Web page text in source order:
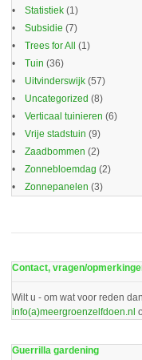
Statistiek (1)
Subsidie (7)
Trees for All
(1)
Tuin (36)
Uitvinderswijk (57)
Uncategorized (8)
Verticaal tuinieren (6)
Vrije stadstuin (9)
Zaadbommen (2)
Zonnebloemdag (2)
Zonnepanelen (3)
Contact, vragen/
Wilt u - om wat voor reden
info(a)meergroenzelfdoen.nl
Guerrilla gardening